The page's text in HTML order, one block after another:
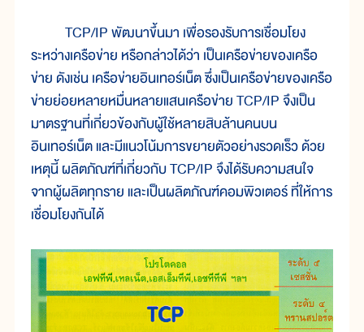
TCP/IP พัฒนาขึ้นมา เพื่อรองรับการเชื่อมโยง
ระหว่างเครือข่าย หรือกล่าวได้ว่า เป็นเครือข่ายของเครือ
ข่าย ดังเช่น เครือข่ายอินเทอร์เน็ต ซึ่งเป็นเครือข่ายของเครือ
ข่ายย่อยหลายหมื่นหลายแสนเครือข่าย TCP/IP จึงเป็น
มาตรฐานที่เกี่ยวข้องกับผู้ใช้หลายสิบล้านคนบน
อินเทอร์เน็ต และมีแนวโน้มการขยายตัวอย่างรวดเร็ว ด้วย
เหตุนี้ ผลิตภัณฑ์ที่เกี่ยวกับ TCP/IP จึงได้รับความสนใจ
จากผู้ผลิตทุกราย และเป็นผลิตภัณฑ์คอมพิวเตอร์ ที่ให้การ
เชื่อมโยงกันได้